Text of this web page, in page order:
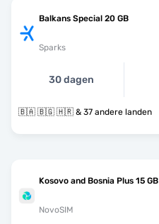
Balkans Special 20 GB
Sparks
30 dagen
🇧🇦 🇧🇬 🇭🇷 & 37 andere landen
Kosovo and Bosnia Plus 15 GB
NovoSIM